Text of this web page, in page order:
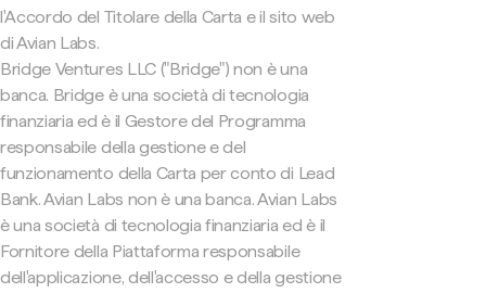
l'Accordo del Titolare della Carta e il sito web
di Avian Labs.
Bridge Ventures LLC ("Bridge") non è una
banca. Bridge è una società di tecnologia
finanziaria ed è il Gestore del Programma
responsabile della gestione e del
funzionamento della Carta per conto di Lead
Bank. Avian Labs non è una banca. Avian Labs
è una società di tecnologia finanziaria ed è il
Fornitore della Piattaforma responsabile
dell'applicazione, dell'accesso e della gestione